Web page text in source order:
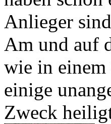
Anlieger
Am und auf
wie in einem
einige
Zweck